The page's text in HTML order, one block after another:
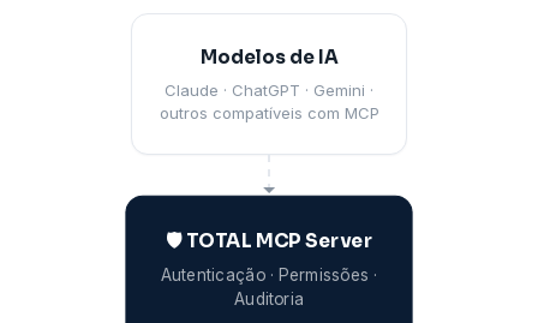
Modelos de IA
Claude · ChatGPT · Gemini ·
outros compatíveis com MCP
🛡️ TOTAL MCP Server
Autenticação · Permissões ·
Auditoria